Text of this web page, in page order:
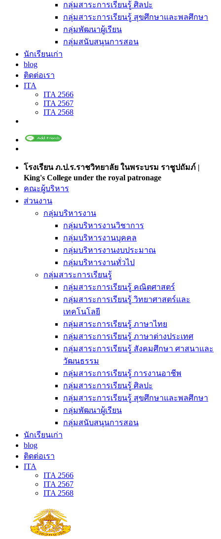
กลุ่มสาระการเรียนรู้ ศิลปะ
กลุ่มสาระการเรียนรู้ สุขศึกษาและพลศึกษา
กลุ่มพัฒนาผู้เรียน
กลุ่มสนับสนุนการสอน
นักเรียนเก่า
blog
ติดต่อเรา
ITA
ITA 2566
ITA 2567
ITA 2568
โรงเรียน ภ.ป.ร.ราชวิทยาลัย ในพระบรม ราชูปถัมภ์ |
King's College under the royal patronage
คณะผู้บริหาร
ส่วนงาน
กลุ่มบริหารงาน
กลุ่มบริหารงานวิชาการ
กลุ่มบริหารงานบุคคล
กลุ่มบริหารงานงบประมาณ
กลุ่มบริหารงานทั่วไป
กลุ่มสาระการเรียนรู้
กลุ่มสาระการเรียนรู้ คณิตศาสตร์
กลุ่มสาระการเรียนรู้ วิทยาศาสตร์และ
เทคโนโลยี
กลุ่มสาระการเรียนรู้ ภาษาไทย
กลุ่มสาระการเรียนรู้ ภาษาต่างประเทศ
กลุ่มสาระการเรียนรู้ สังคมศึกษา ศาสนาและ
วัฒนธรรม
กลุ่มสาระการเรียนรู้ การงานอาชีพ
กลุ่มสาระการเรียนรู้ ศิลปะ
กลุ่มสาระการเรียนรู้ สุขศึกษาและพลศึกษา
กลุ่มพัฒนาผู้เรียน
กลุ่มสนับสนุนการสอน
นักเรียนเก่า
blog
ติดต่อเรา
ITA
ITA 2566
ITA 2567
ITA 2568